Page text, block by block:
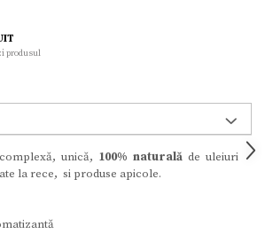
produsul
unică, 100% naturală de uleiuri
la rece, si produse apicole.